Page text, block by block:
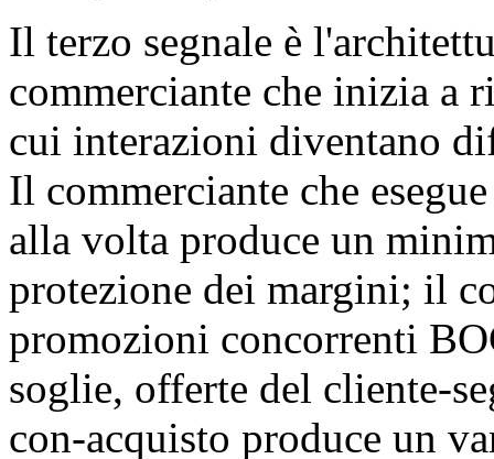
Il terzo segnale è
commerciante che inizia a
cui interazioni diventano
Il commerciante che
alla volta produce un
protezione dei margini; il
promozioni concorrenti
soglie, offerte del cliente-
con-acquisto produce un